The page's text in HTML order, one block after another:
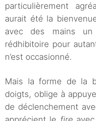
particulièrement
aurait été la
avec des mains
rédhibitoire pour
n’est occasionné.
Mais la forme de la
doigts, oblige à
de déclenchement